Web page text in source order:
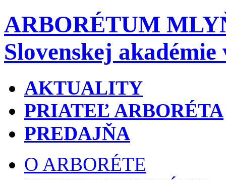
ARBORÉTUM
Slovenskej akadémie
AKTUALITY
PRIATEĽ ARBORÉTA
PREDAJŇA
O ARBORÉTE